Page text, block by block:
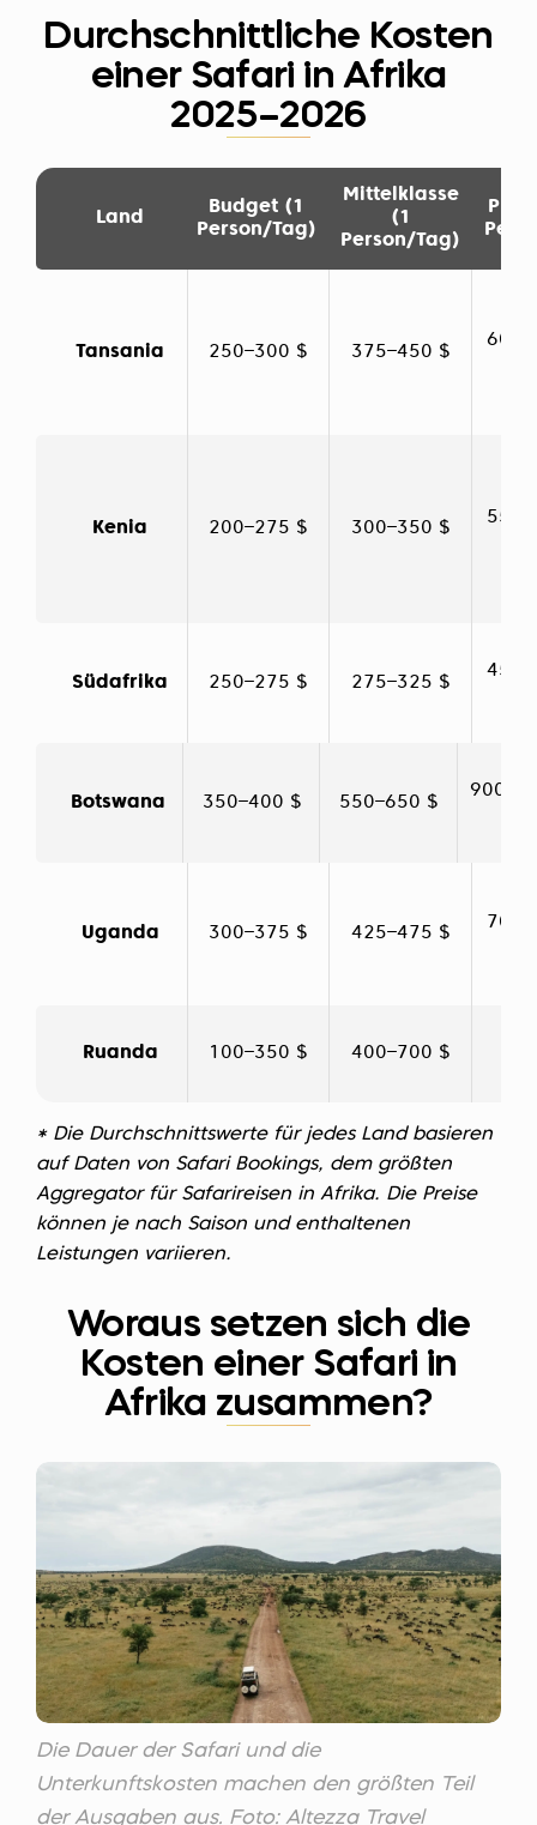
Durchschnittliche Kosten
einer Safari in Afrika
2025–2026
Land
Budget (1
Person/Tag)
Mittelklasse
(1
Person/Tag)
Tansania 250–300 $ 375–450 $
Kenia 200–275 $ 300–350 $
Südafrika 250–275 $ 275–325 $
Botswana 350–400 $ 550–650 $
Uganda 300–375 $ 425–475 $
Ruanda 100–350 $ 400–700 $
* Die Durchschnittswerte für jedes Land basieren
auf Daten von Safari Bookings, dem größten
Aggregator für Safarireisen in Afrika. Die Preise
können je nach Saison und enthaltenen
Leistungen variieren.
Woraus setzen sich die
Kosten einer Safari in
Afrika zusammen?
Die Dauer der Safari und die
Unterkunftskosten machen den größten Teil
der Ausgaben aus. Foto: Altezza Travel